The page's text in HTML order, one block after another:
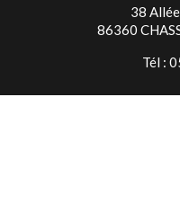
38
86360
Tél :